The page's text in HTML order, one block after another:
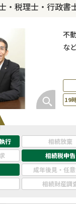
・税理士・行政書
不
な
19
行 相続放棄
相続税申告
成年後見・任
相続財産調